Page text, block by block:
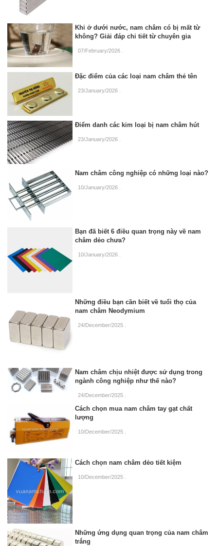
Khi ở dưới nước, nam châm có bị mất từ
không? Giải đáp chi tiết từ chuyên gia
07/February/2026
Đặc điểm của các loại nam châm thẻ tên
23/January/2026
Điểm danh các kim loại bị nam châm hút
23/January/2026
Nam châm công nghiệp có những loại nào?
10/January/2026
Bạn đã biết 6 điều quan trọng này về nam
châm dẻo chưa?
10/January/2026
Những điều bạn cần biết về tuổi thọ của
nam châm Neodymium
24/December/2025
Nam châm chịu nhiệt được sử dụng trong
ngành công nghiệp như thế nào?
24/December/2025
Cách chọn mua nam châm tay gạt chất
lượng
10/December/2025
Cách chọn nam châm dẻo tiết kiệm
10/December/2025
Những ứng dụng quan trọng của nam châm
trắng